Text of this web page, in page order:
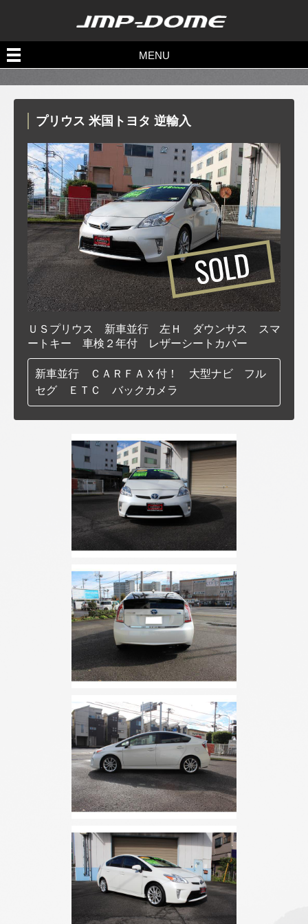
MENU
Sold out
売約済み一覧
プリウス 米国トヨタ 逆輸入
ＵＳプリウス 新車並行 左Ｈ ダウンサス スマ
ートキー 車検２年付 レザーシートカバー
新車並行 ＣＡＲＦＡＸ付！ 大型ナビ フル
セグ ＥＴＣ バックカメラ